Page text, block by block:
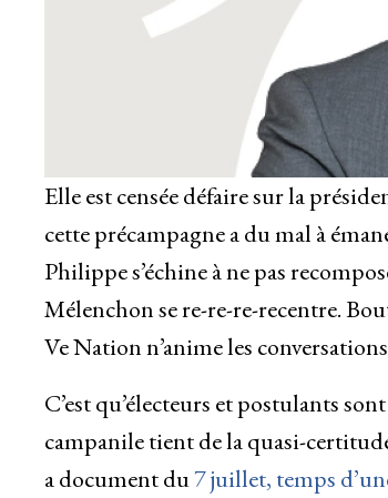
Elle est censée défaire sur la
cette précampagne a du mal à
Philippe s’échine à ne pas
Mélenchon se re-re-re-recentre.
Ve Nation n’anime les
C’est qu’électeurs et postulants
campanile tient de la quasi-
a document du7 juillet, temps